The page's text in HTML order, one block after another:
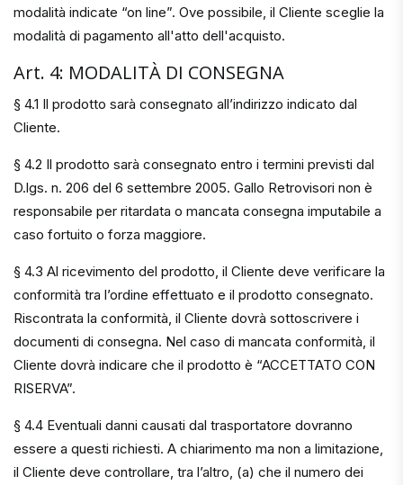
modalità indicate “on line”. Ove possibile, il Cliente sceglie la
modalità di pagamento all'atto dell'acquisto.
Art. 4: MODALITÀ DI CONSEGNA
§ 4.1 Il prodotto sarà consegnato all’indirizzo indicato dal
Cliente.
§ 4.2 Il prodotto sarà consegnato entro i termini previsti dal
D.lgs. n. 206 del 6 settembre 2005. Gallo Retrovisori non è
responsabile per ritardata o mancata consegna imputabile a
caso fortuito o forza maggiore.
§ 4.3 Al ricevimento del prodotto, il Cliente deve verificare la
conformità tra l’ordine effettuato e il prodotto consegnato.
Riscontrata la conformità, il Cliente dovrà sottoscrivere i
documenti di consegna. Nel caso di mancata conformità, il
Cliente dovrà indicare che il prodotto è “ACCETTATO CON
RISERVA”.
§ 4.4 Eventuali danni causati dal trasportatore dovranno
essere a questi richiesti. A chiarimento ma non a limitazione,
il Cliente deve controllare, tra l’altro, (a) che il numero dei